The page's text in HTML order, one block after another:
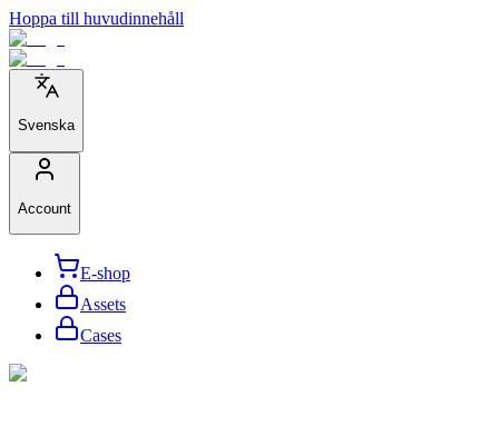
Hoppa till huvudinnehåll
Svenska
Account
E-shop
Assets
Cases